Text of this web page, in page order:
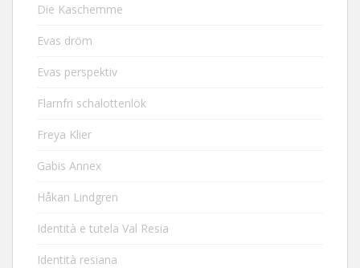
Die Kaschemme
Evas dröm
Evas perspektiv
Flarnfri schalottenlök
Freya Klier
Gabis Annex
Håkan Lindgren
Identità e tutela Val Resia
Identità resiana